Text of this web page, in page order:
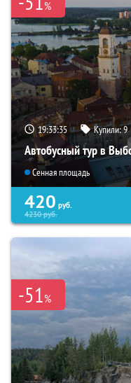
%
19:33:34 Купили:9
Автобусный тур в
Сенная площадь
420 руб.
4230руб.
-51%